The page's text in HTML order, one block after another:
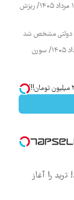
قیمت محصولات ایران خودرو چهارشنبه ۱۴ مرداد ۱۴۰۵/ ریزش
دولتی مشخص شد
قیمت محصولات ایران خودرو شنبه ۱۰ مرداد ۱۴۰۵/ سورن
را آغاز